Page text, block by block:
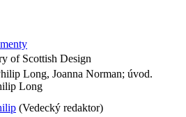
of Scottish Design
Long, Joanna Norman; úvod.
Long
(Vedecký redaktor)